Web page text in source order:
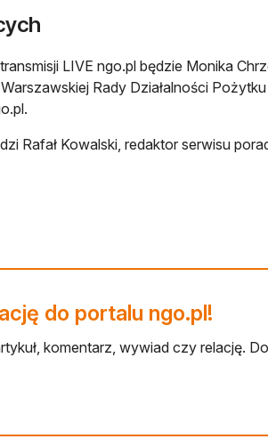
LIVE ngo.pl będzie Monika
Rady Działalności
Rafał Kowalski, redaktor serwisu
do portalu ngo.pl!
komentarz, wywiad czy relację.